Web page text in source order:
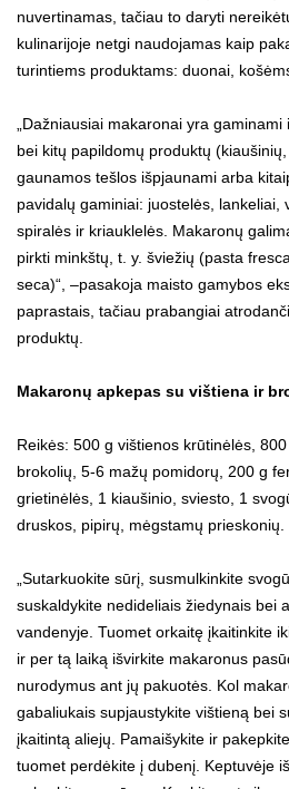
nuvertinamas, tačiau to daryti
kulinarijoje netgi naudojamas kaip
turintiems produktams: duonai,
„Dažniausiai makaronai yra
bei kitų papildomų produktų
gaunamos tešlos išpjaunami arba
pavidalų gaminiai: juostelės, lankeliai,
spiralės ir kriauklelės. Makaronų
pirkti minkštų, t. y. šviežių (pasta
seca)“, –pasakoja maisto gamybos
paprastais, tačiau prabangiai
produktų.
Makaronų apkepas su vištiena ir
Reikės: 500 g vištienos krūtinėlės,
brokolių, 5-6 mažų pomidorų, 200 g
grietinėlės, 1 kiaušinio, sviesto, 1
druskos, pipirų, mėgstamų prieskonių.
„Sutarkuokite sūrį, susmulkinkite
suskaldykite nedideliais žiedynais bei
vandenyje. Tuomet orkaitę įkaitinkite
ir per tą laiką išvirkite makaronus
nurodymus ant jų pakuotės. Kol
gabaliukais supjaustykite vištieną bei
įkaitintą aliejų. Pamaišykite ir
tuomet perdėkite į dubenį. Keptuvėje